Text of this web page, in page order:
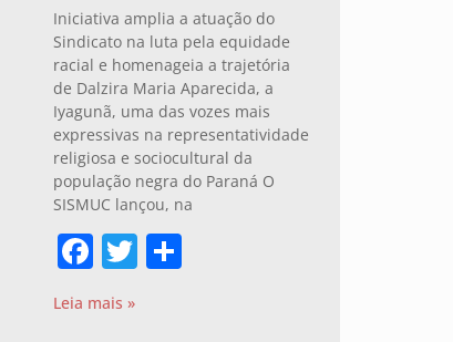
Iniciativa amplia a atuação do
Sindicato na luta pela equidade
racial e homenageia a trajetória
de Dalzira Maria Aparecida, a
Iyagunã, uma das vozes mais
expressivas na representatividade
religiosa e sociocultural da
população negra do Paraná O
SISMUC lançou, na
Facebook
Twitter
Leia mais »